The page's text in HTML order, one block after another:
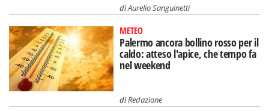
diAurelio Sanguinetti
METEO
Palermo ancora bollino rosso per il
caldo: atteso l'apice, che tempo fa
nel weekend
diRedazione